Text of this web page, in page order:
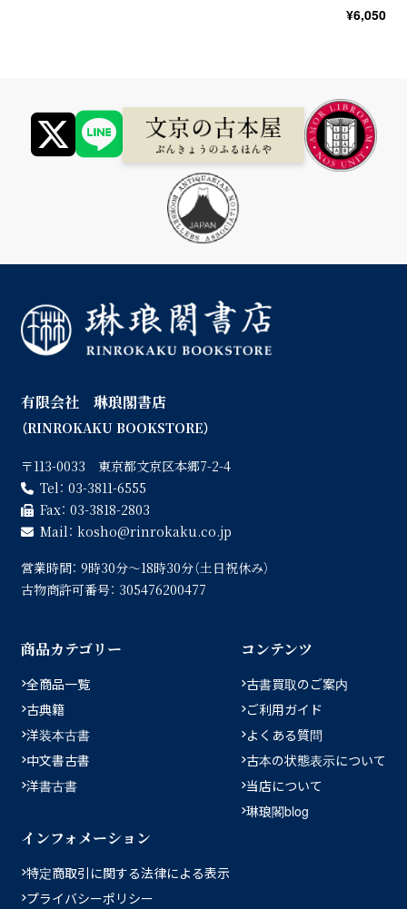
¥6,050
有限会社 琳琅閣書店
（RINROKAKU BOOKSTORE）
〒113-0033 東京都文京区本郷7-2-4
Tel： 03-3811-6555
Fax： 03-3818-2803
Mail： kosho
rinrokaku.co.jp
営業時間： 9時30分〜18時30分（土日祝休み）
古物商許可番号： 305476200477
商品カテゴリー
全商品一覧
古典籍
洋装本古書
中文書古書
洋書古書
コンテンツ
古書買取のご案内
ご利用ガイド
よくある質問
古本の状態表示について
当店について
琳琅閣blog
インフォメーション
特定商取引に関する法律による表示
プライバシーポリシー